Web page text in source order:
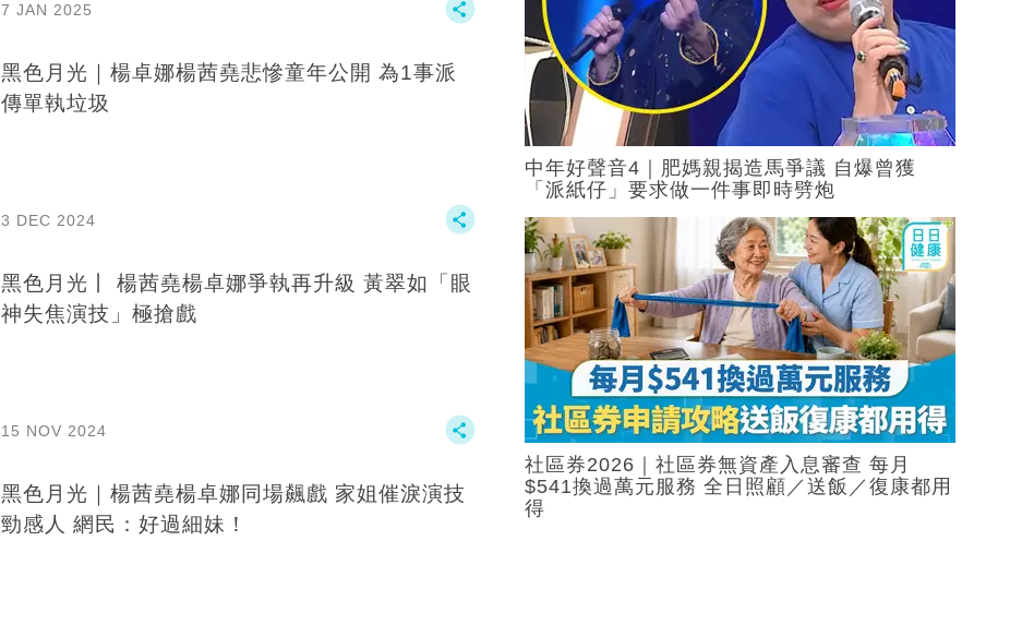
7 JAN 2025
黑色月光｜楊卓娜楊茜堯悲慘童年公開 為1事派
傳單執垃圾
3 DEC 2024
黑色月光丨 楊茜堯楊卓娜爭執再升級 黃翠如「眼
神失焦演技」極搶戲
15 NOV 2024
黑色月光｜楊茜堯楊卓娜同場飆戲 家姐催淚演技
勁感人 網民：好過細妹！
中年好聲音4｜肥媽親揭造馬爭議 自爆曾獲
「派紙仔」要求做一件事即時劈炮
社區券2026｜社區券無資產入息審查 每月
$541換過萬元服務 全日照顧／送飯／復康都用
得